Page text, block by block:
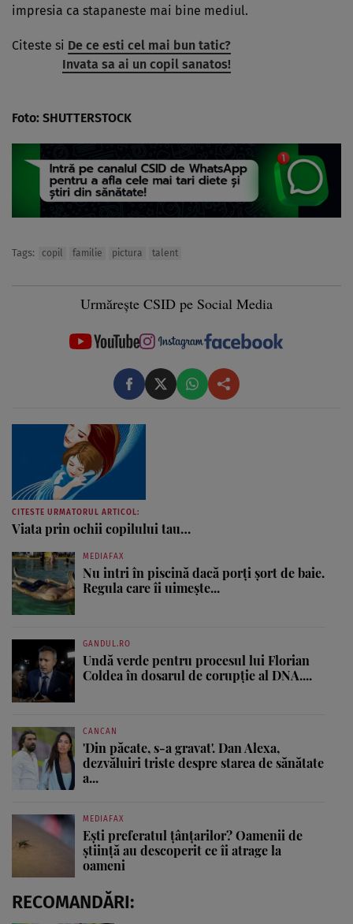
impresia ca stapaneste mai bine mediul.
Citeste si De ce esti cel mai bun tatic?
Invata sa ai un copil sanatos!
Foto: SHUTTERSTOCK
Tags: copil familie pictura talent
Urmărește CSID pe Social Media
CITESTE URMATORUL ARTICOL:
Viata prin ochii copilului tau…
MEDIAFAX
Nu intri în piscină dacă porți șort de baie.
Regula care îi uimește...
GANDUL.RO
Undă verde pentru procesul lui Florian
Coldea în dosarul de corupție al DNA....
CANCAN
'Din păcate, s-a gravat'. Dan Alexa,
dezvăluiri triste despre starea de sănătate
a...
MEDIAFAX
Ești preferatul țânțarilor? Oamenii de
știință au descoperit ce îi atrage la
oameni
RECOMANDĂRI: